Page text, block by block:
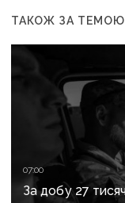
ТАКОЖ ЗА ТЕМОЮ
07:00
За добу 27